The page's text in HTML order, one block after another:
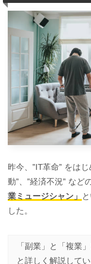
昨今、”IT革命” をは
動”、”経済不況” など
業ミュージシャン」
した。
「副業」と「複業
と詳しく解説して